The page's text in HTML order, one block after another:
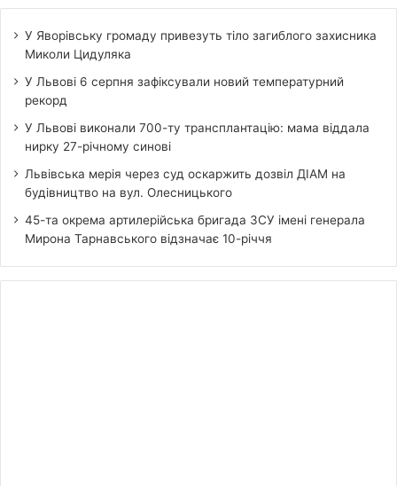
У Яворівську громаду привезуть тіло загиблого захисника
Миколи Цидуляка
У Львові 6 серпня зафіксували новий температурний
рекорд
У Львові виконали 700-ту трансплантацію: мама віддала
нирку 27-річному синові
Львівська мерія через суд оскаржить дозвіл ДІАМ на
будівництво на вул. Олесницького
45-та окрема артилерійська бригада ЗСУ імені генерала
Мирона Тарнавського відзначає 10-річчя